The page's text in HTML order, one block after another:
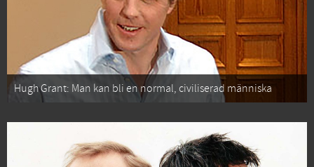
Hugh Grant: Man kan bli en normal, civiliserad människa